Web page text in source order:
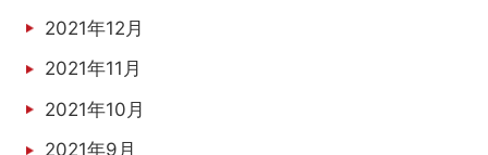
2021年12月
2021年11月
2021年10月
2021年9月